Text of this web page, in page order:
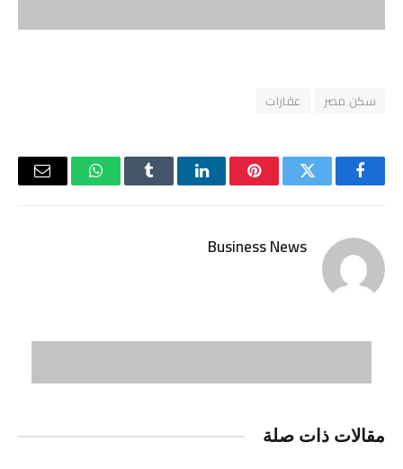
سكن مصر عقارات
فيسبوكتويتر بينتيريستلينكدإن Tumblr واتسابالبريد
Business News
مقالات ذات صلة